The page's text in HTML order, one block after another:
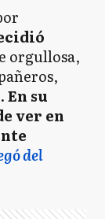
orgullosa,
En su
ver en
del